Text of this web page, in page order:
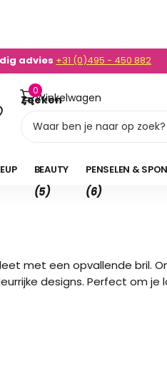
*
(0)495 - 450 882NL v.a. 35,- en BE v.a. 50,-
Zoeken
Winkelwagen
0
0,00
BEAUTY
(5)
PENSELEN &
(6)
met een opvallende bril.
designs. Perfect om je